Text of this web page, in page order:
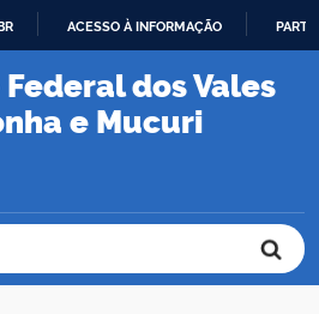
PARA
CONTEÚDO
ACESSO À INFORMAÇÃO
dos Vales
e Mucuri